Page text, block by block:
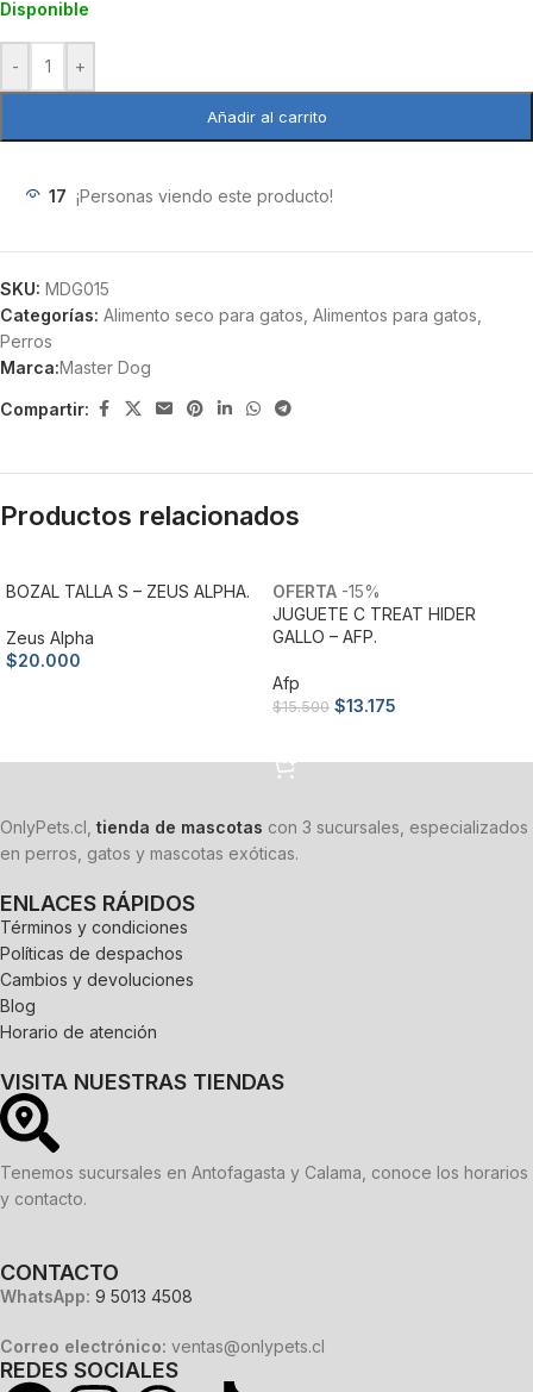
Disponible
- +
Añadir al carrito
17 ¡Personas viendo este producto!
SKU: MDG015
Categorías: Alimento seco para gatos Alimentos para gatos
Perros
Marca:Master Dog
Compartir:
Productos relacionados
BOZAL TALLA S – ZEUS ALPHA.
Zeus Alpha
$20.000
-15%
JUGUETE C TREAT HIDER
GALLO – AFP.
Afp
$15.500 $13.175
OnlyPets.cl, tienda de mascotas con 3 sucursales, especializados
en perros, gatos y mascotas exóticas.
ENLACES RÁPIDOS
Términos y condiciones
Políticas de despachos
Cambios y devoluciones
Blog
Horario de atención
VISITA NUESTRAS TIENDAS
Tenemos sucursales en Antofagasta y Calama, conoce los horarios
y contacto.
CONTACTO
WhatsApp: 9 5013 4508
Correo electrónico: ventas@onlypets.cl
REDES SOCIALES